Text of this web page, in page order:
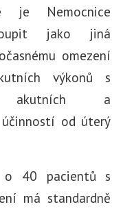
je Nemocnice
jako jiná
omezení
výkonů s
akutních a
od úterý
40 pacientů s
má standardně